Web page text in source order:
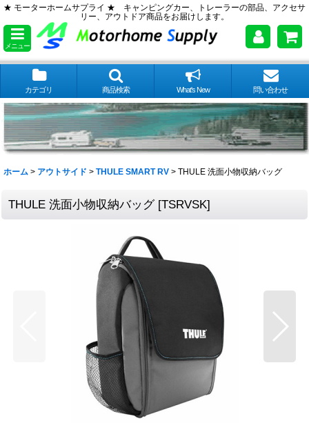
★ モーターホームサプライ ★ キャンピングカー、トレーラーの部品、アクセサ
リー、アウトドア商品をお届けします。
メニュー
カテゴリ 商品検索 What's New 問い合わせ
ホーム > アウトサイド > THULE SMART RV > THULE 洗面小物収納バッグ
THULE 洗面小物収納バッグ [TSRVSK]